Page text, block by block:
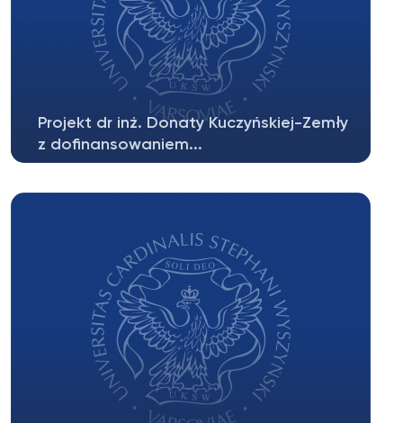
Projekt dr inż. Donaty Kuczyńskiej-Zemły
z dofinansowaniem...
informacje o przyznaniu finansowania...